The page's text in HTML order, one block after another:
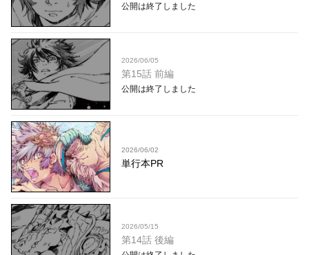
公開は終了しました
2026/06/05
第15話 前編
公開は終了しました
2026/06/02
単行本PR
2026/05/15
第14話 後編